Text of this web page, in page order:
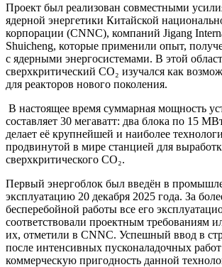
Проект был реализован совместными
ядерной энергетики Китайской
корпорации (CNNC), компаний Jigang
Shuicheng, которые применили опыт,
с ядерными энергосистемами. В этой
сверхкритический CO₂ изучался как
для реакторов нового поколения.
В настоящее время суммарная мощность
составляет 30 мегаватт: два блока по 15
делает её крупнейшей и наиболее
продвинутой в мире станцией для
сверхкритического CO₂.
Первый энергоблок был введён в
эксплуатацию 20 декабря 2025 года. За
бесперебойной работы все его
соответствовали проектным требованиям
их, отметили в CNNC. Успешный ввод в
после интенсивных пусконаладочных
коммерческую пригодность данной